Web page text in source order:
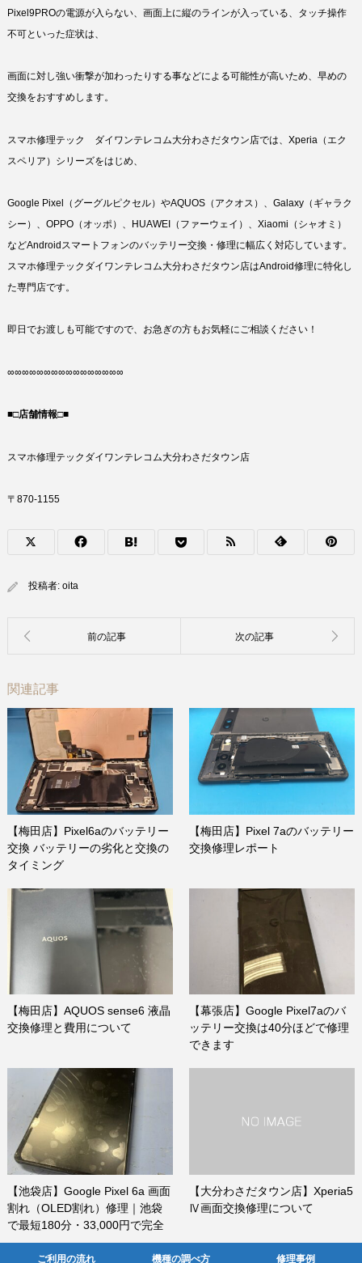
Pixel9PROの電源が入らない、画面上に縦のラインが入っている、タッチ操作
不可といった症状は、
画面に対し強い衝撃が加わったりする事などによる可能性が高いため、早めの
交換をおすすめします。
スマホ修理テック ダイワンテレコム大分わさだタウン店では、Xperia（エク
スペリア）シリーズをはじめ、
Google Pixel（グーグルピクセル）やAQUOS（アクオス）、Galaxy（ギャラク
シー）、OPPO（オッポ）、HUAWEI（ファーウェイ）、Xiaomi（シャオミ）
などAndroidスマートフォンのバッテリー交換・修理に幅広く対応しています。
スマホ修理テックダイワンテレコム大分わさだタウン店はAndroid修理に特化し
た専門店です。
即日でお渡しも可能ですので、お急ぎの方もお気軽にご相談ください！
∞∞∞∞∞∞∞∞∞∞∞∞∞∞∞∞
■□店舗情報□■
スマホ修理テックダイワンテレコム大分わさだタウン店
〒870-1155
投稿者: oita
関連記事
【梅田店】Pixel6aのバッテリー
交換 バッテリーの劣化と交換の
タイミング
【梅田店】Pixel 7aのバッテリー
交換修理レポート
【梅田店】AQUOS sense6 液晶
交換修理と費用について
【幕張店】Google Pixel7aのバ
ッテリー交換は40分ほどで修理
できます
【池袋店】Google Pixel 6a 画面
割れ（OLED割れ）修理｜池袋
で最短180分・33,000円で完全
復旧！
【大分わさだタウン店】Xperia5
Ⅳ画面交換修理について
ご利用の流れ 機種の調べ方 修理事例